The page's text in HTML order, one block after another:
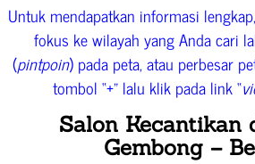
Untuk mendapatkan informasi
fokus ke wilayah yang Anda cari
(pintpoin) pada peta, atau perbesar
tombol “+” lalu klik pada link “
Salon Kecantikan
Gembong –